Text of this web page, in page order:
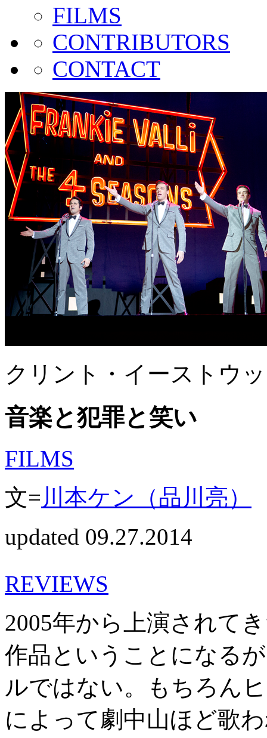
FILMS
CONTRIBUTORS
CONTACT
クリント・イーストウ
音楽と犯罪と笑い
FILMS
文=川本ケン（品川亮）
updated 09.27.2014
REVIEWS
2005年から上演されて
作品ということになる
ルではない。もちろん
によって劇中山ほど歌